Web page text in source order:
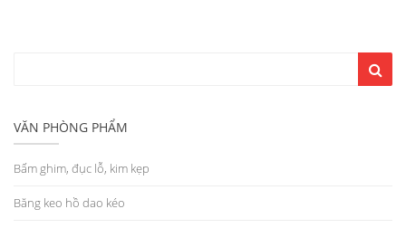
VĂN PHÒNG PHẨM
Bấm ghim, đục lỗ, kim kẹp
Băng keo hồ dao kéo